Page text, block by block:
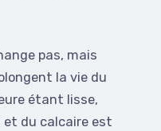
pas, mais
la vie du
étant lisse,
et du calcaire est